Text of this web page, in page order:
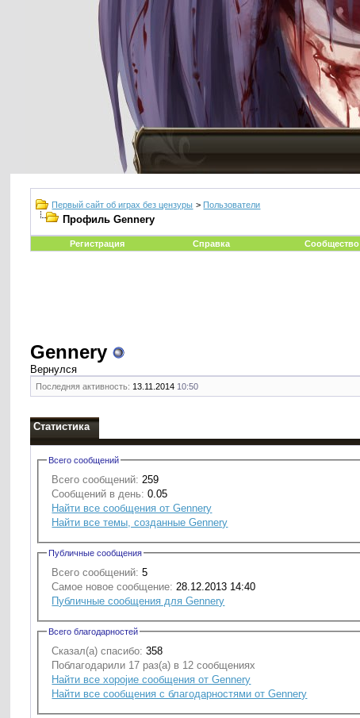
Первый сайт об играх без цензуры > Пользователи
Профиль Gennery
Регистрация
Справка Сообщество
Gennery
Вернулся
Последняя активность: 13.11.2014 10:50
Статистика
Всего сообщений
Всего сообщений: 259
Сообщений в день: 0.05
Найти все сообщения от Gennery
Найти все темы, созданные Gennery
Публичные сообщения
Всего сообщений: 5
Самое новое сообщение: 28.12.2013 14:40
Публичные сообщения для Gennery
Всего благодарностей
Сказал(а) спасибо: 358
Поблагодарили 17 раз(а) в 12 сообщениях
Найти все хоројие сообщения от Gennery
Найти все сообщения с благодарностями от Gennery